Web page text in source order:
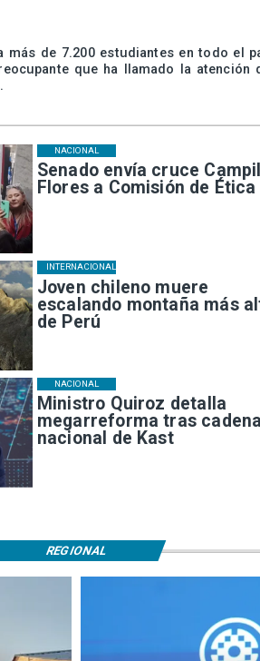
Senado envía cruce
Flores a Comisión de Ética
NACIONAL
Joven chileno muere
escalando montaña más
de Perú
INTERNACIONAL
Ministro Quiroz detalla
megarreforma tras cadena
nacional de Kast
NACIONAL
más de 7.200 estudiantes en todo el
que ha llamado la atención
REGIONAL